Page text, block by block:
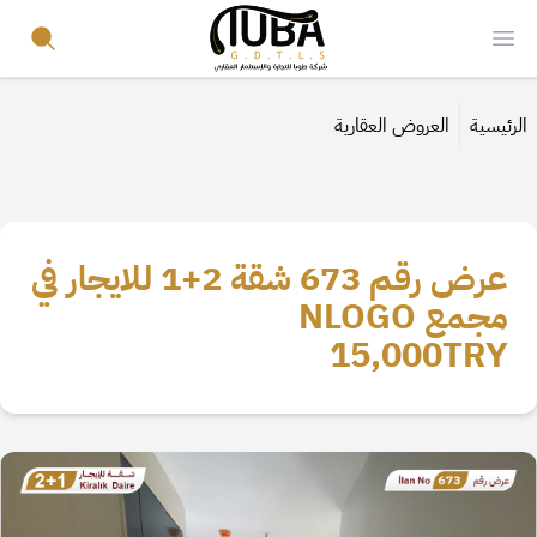
Open menu
Your Company
الرئيسية العروض العقارية
عرض رقم 673 شقة 2+1 للايجار في
مجمع NLOGO
15,000TRY